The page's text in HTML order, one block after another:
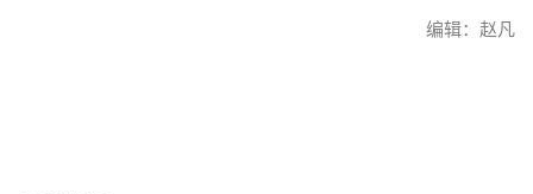
编辑：赵凡